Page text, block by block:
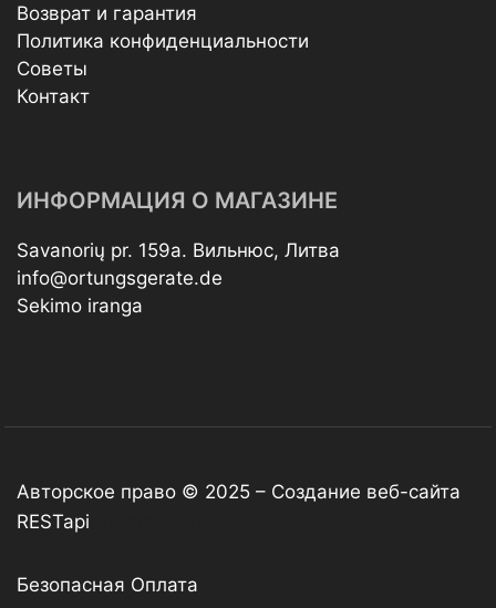
Возврат и гарантия
Политика конфиденциальности
Советы
Контакт
ИНФОРМАЦИЯ О МАГАЗИНЕ
Savanorių pr. 159a. Вильнюс, Литва
info@ortungsgerate.de
Sekimo iranga
Авторское право © 2025 – Создание веб-сайта
RESTapi
Безопасная Оплата